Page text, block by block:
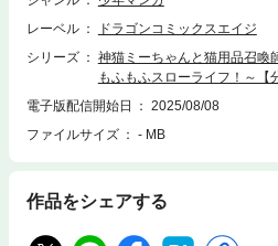
レーベル
ドラゴンコミックスエイジ
シリーズ
神猫ミーちゃんと猫用品召喚
もふもふスローライフ！～【
電子版配信開始日
2025/08/08
ファイルサイズ
- MB
作品をシェアする